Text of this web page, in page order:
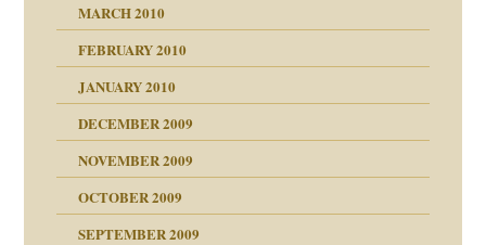
MARCH 2010
FEBRUARY 2010
JANUARY 2010
DECEMBER 2009
NOVEMBER 2009
OCTOBER 2009
SEPTEMBER 2009